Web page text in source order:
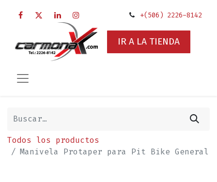
+(506) 2226-8142
IR A LA TIENDA
Todos los productos
Manivela Protaper para Pit Bike General